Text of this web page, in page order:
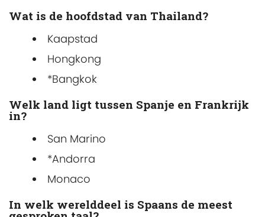
Wat is de hoofdstad van Thailand?
Kaapstad
Hongkong
*Bangkok
Welk land ligt tussen Spanje en Frankrijk
in?
San Marino
*Andorra
Monaco
In welk werelddeel is Spaans de meest